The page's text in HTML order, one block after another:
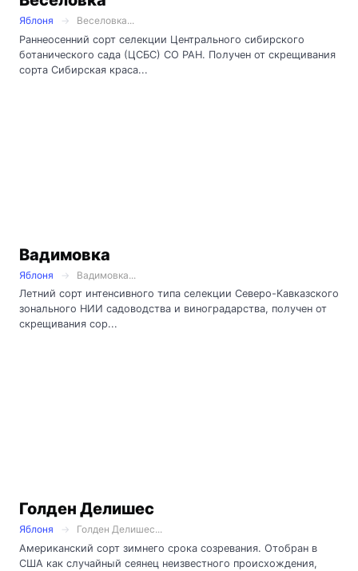
Яблоня
Веселовка...
Раннеосенний сорт селекции Центрального сибирского
ботанического сада (ЦСБС) СО РАН. Получен от скрещивания
сорта Сибирская краса...
Вадимовка
Яблоня
Вадимовка...
Летний сорт интенсивного типа селекции Северо-Кавказского
зонального НИИ садоводства и виноградарства, получен от
скрещивания сор...
Голден Делишес
Яблоня
Голден Делишес...
Американский сорт зимнего срока созревания. Отобран в
США как случайный сеянец неизвестного происхождения,